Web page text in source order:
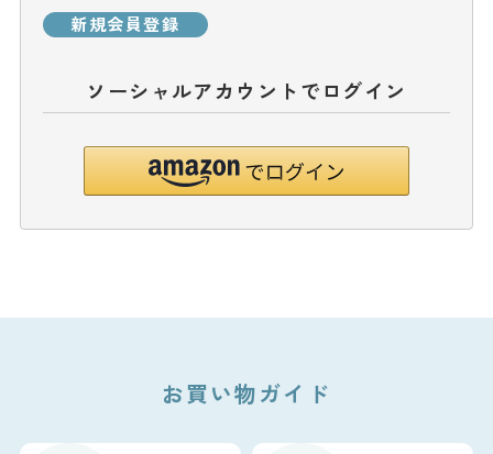
新規会員登録
ソーシャルアカウントでログイン
お買い物ガイド